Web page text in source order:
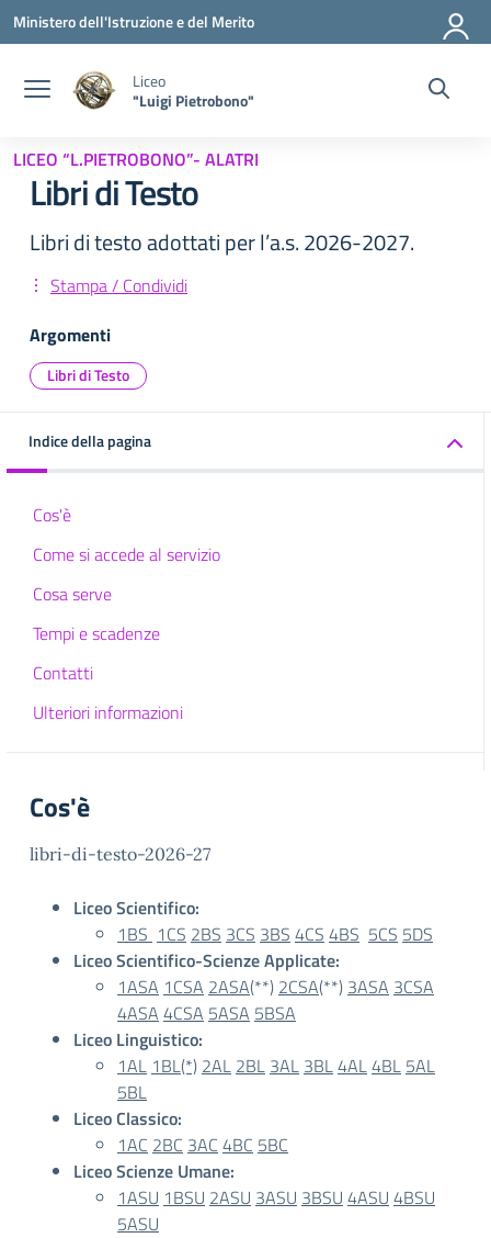
Vai ai contenuti
Vai al menu di navigazione
Vai al footer
Ministero dell'Istruzione e del Merito
Liceo
"Luigi Pietrobono"
LICEO “L.PIETROBONO”- ALATRI
Libri di Testo
Libri di testo adottati per l’a.s. 2026-2027.
Stampa / Condividi
Argomenti
Libri di Testo
Indice della pagina
Cos'è
Come si accede al servizio
Cosa serve
Tempi e scadenze
Contatti
Ulteriori informazioni
Cos'è
libri-di-testo-2026-27
Liceo Scientifico:
1BS 1CS 2BS 3CS 3BS 4CS 4BS 5CS 5DS
Liceo Scientifico-Scienze Applicate:
1ASA 1CSA 2ASA(**) 2CSA(**) 3ASA 3CSA
4ASA 4CSA 5ASA 5BSA
Liceo Linguistico:
1AL 1BL(*) 2AL 2BL 3AL 3BL4AL4BL 5AL
5BL
Liceo Classico:
1AC 2BC 3AC 4BC 5BC
Liceo Scienze Umane:
1ASU 1BSU 2ASU 3ASU 3BSU 4ASU 4BSU
5ASU